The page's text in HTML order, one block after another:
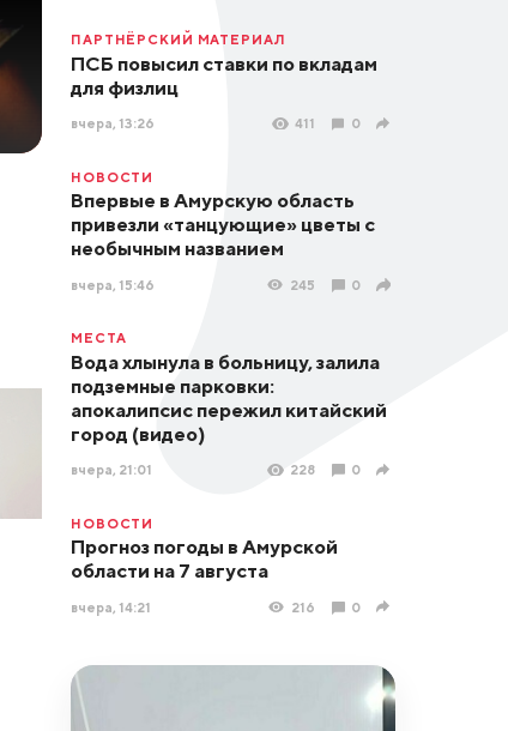
ПАРТНЁРСКИЙ МАТЕРИАЛ
ПСБ повысил ставки по вкладам
для физлиц
вчера, 13:26 411 0
НОВОСТИ
Впервые в Амурскую область
привезли «танцующие» цветы с
необычным названием
вчера, 15:46 245 0
МЕСТА
Вода хлынула в больницу, залила
подземные парковки:
апокалипсис пережил китайский
город (видео)
вчера, 21:01 228 0
НОВОСТИ
Прогноз погоды в Амурской
области на 7 августа
вчера, 14:21 216 0